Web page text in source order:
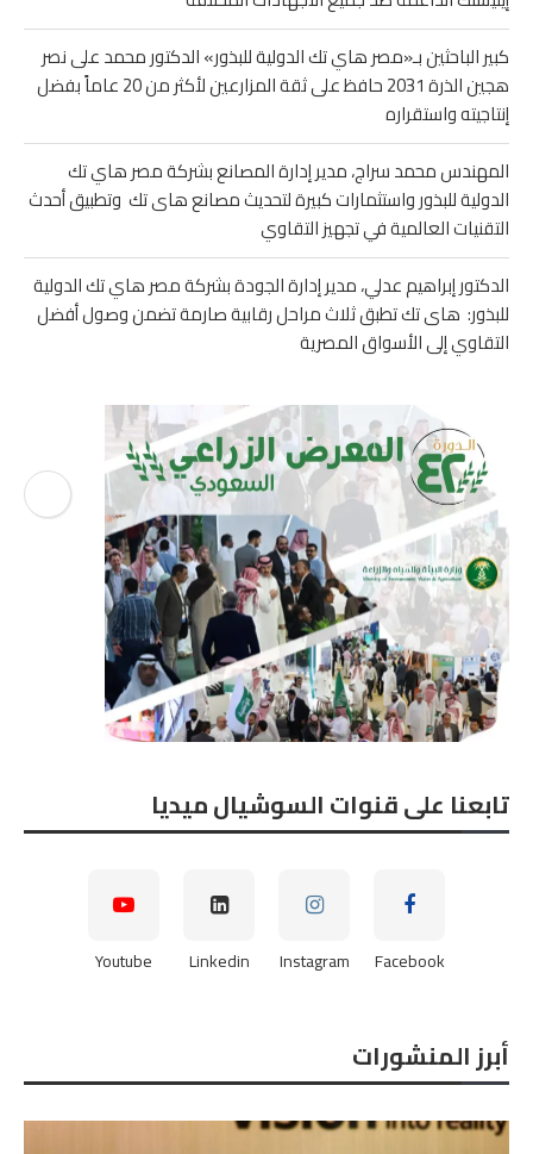
كبير الباحثين بـ«مصر هاي تك الدولية للبذور» الدكتور محمد على نصر
هجين الذرة 2031 حافظ على ثقة المزارعين لأكثر من 20 عاماً بفضل
إنتاجيته واستقراره
المهندس محمد سراج، مدير إدارة المصانع بشركة مصر هاي تك
الدولية للبذور واستثمارات كبيرة لتحديث مصانع هاى تك وتطبيق أحدث
التقنيات العالمية في تجهيز التقاوي
الدكتور إبراهيم عدلي، مدير إدارة الجودة بشركة مصر هاي تك الدولية
للبذور: هاى تك تطبق ثلاث مراحل رقابية صارمة تضمن وصول أفضل
التقاوي إلى الأسواق المصرية
تابعنا على قنوات السوشيال ميديا
Facebook
Instagram
Linkedin
Youtube
أبرز المنشورات